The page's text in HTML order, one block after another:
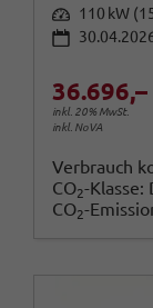
Leistung 110 kW
36.696,–
inkl. 20% MwSt.
inkl. NoVA
Verbrauch
CO2-Klasse:
CO2-